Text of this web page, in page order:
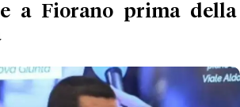
a Fiorano prima della